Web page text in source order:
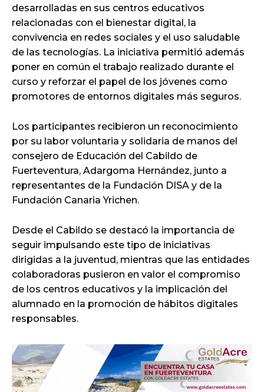
desarrolladas en sus centros educativos
relacionadas con el bienestar digital, la
convivencia en redes sociales y el uso saludable
de las tecnologías. La iniciativa permitió además
poner en común el trabajo realizado durante el
curso y reforzar el papel de los jóvenes como
promotores de entornos digitales más seguros.
Los participantes recibieron un reconocimiento
por su labor voluntaria y solidaria de manos del
consejero de Educación del Cabildo de
Fuerteventura, Adargoma Hernández, junto a
representantes de la Fundación DISA y de la
Fundación Canaria Yrichen.
Desde el Cabildo se destacó la importancia de
seguir impulsando este tipo de iniciativas
dirigidas a la juventud, mientras que las entidades
colaboradoras pusieron en valor el compromiso
de los centros educativos y la implicación del
alumnado en la promoción de hábitos digitales
responsables.